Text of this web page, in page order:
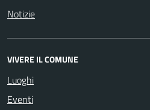
Notizie
VIVERE IL COMUNE
Luoghi
Eventi